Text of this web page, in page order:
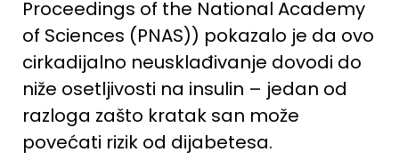
Proceedings of the National Academy
of Sciences (PNAS)) pokazalo je da ovo
cirkadijalno neusklađivanje dovodi do
niže osetljivosti na insulin – jedan od
razloga zašto kratak san može
povećati rizik od dijabetesa.